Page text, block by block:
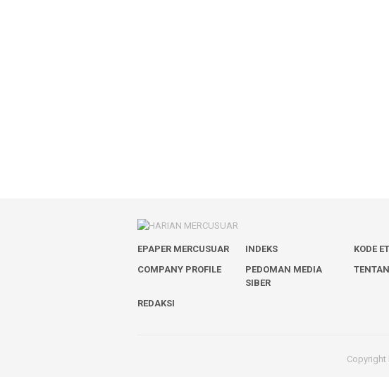
EPAPER MERCUSUAR INDEKS
KODE
COMPANY PROFILE
PEDOMAN MEDIA
SIBER
REDAKSI
Copyright